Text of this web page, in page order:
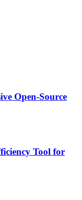
Open-Source
Tool for